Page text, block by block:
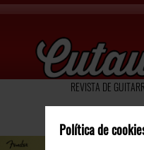
REVISTA DE
Política de